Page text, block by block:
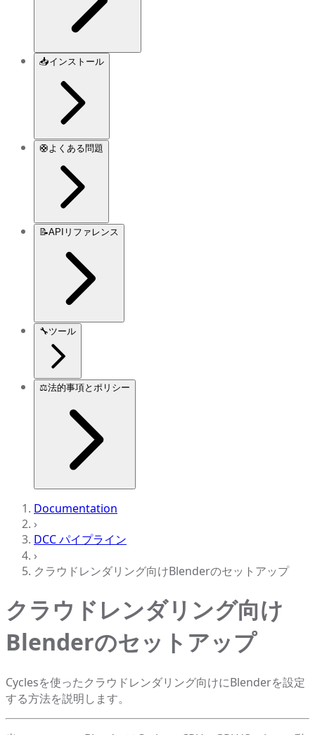
📥インストール
🛟 よくある問題
📝APIリファレンス
🔧ツール
⚖️法的事項とポリシー
Documentation
›
DCC パイプライン
›
クラウドレンダリング向けBlenderのセットアップ
クラウドレンダリング向け
Blenderのセットアップ
Cyclesを使ったクラウドレンダリング向けにBlenderを設定
する方法を説明します。